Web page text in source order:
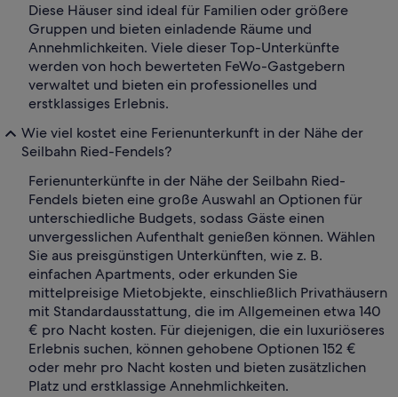
Diese Häuser sind ideal für Familien oder größere
Gruppen und bieten einladende Räume und
Annehmlichkeiten. Viele dieser Top-Unterkünfte
werden von hoch bewerteten FeWo-Gastgebern
verwaltet und bieten ein professionelles und
erstklassiges Erlebnis.
Wie viel kostet eine Ferienunterkunft in der Nähe der
Seilbahn Ried-Fendels?
Ferienunterkünfte in der Nähe der Seilbahn Ried-
Fendels bieten eine große Auswahl an Optionen für
unterschiedliche Budgets, sodass Gäste einen
unvergesslichen Aufenthalt genießen können. Wählen
Sie aus preisgünstigen Unterkünften, wie z. B.
einfachen Apartments, oder erkunden Sie
mittelpreisige Mietobjekte, einschließlich Privathäusern
mit Standardausstattung, die im Allgemeinen etwa 140
€ pro Nacht kosten. Für diejenigen, die ein luxuriöseres
Erlebnis suchen, können gehobene Optionen 152 €
oder mehr pro Nacht kosten und bieten zusätzlichen
Platz und erstklassige Annehmlichkeiten.